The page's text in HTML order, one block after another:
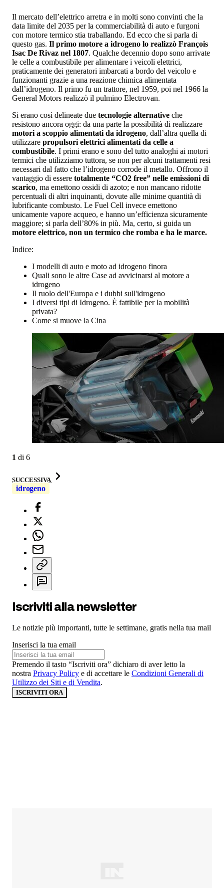
Il mercato dell’elettrico arretra e in molti sono convinti che la
data limite del 2035 per la commerciabilità di auto e furgoni
con motore termico stia traballando. Ed ecco che si parla di
questo gas. Il primo motore a idrogeno lo realizzò François
Isac De Rivaz nel 1807. Qualche decennio dopo sono arrivate
le celle a combustibile per alimentare i veicoli elettrici,
praticamente dei generatori imbarcati a bordo del veicolo e
funzionanti grazie a una reazione chimica alimentata
dall’idrogeno. Il primo fu un trattore, nel 1959, poi nel 1966 la
General Motors realizzò il pulmino Electrovan.
Si erano così delineate due tecnologie alternative che
resistono ancora oggi: da una parte la possibilità di realizzare
motori a scoppio alimentati da idrogeno, dall’altra quella di
utilizzare propulsori elettrici alimentati da celle a
combustibile. I primi erano e sono del tutto analoghi ai motori
termici che utilizziamo tuttora, se non per alcuni trattamenti resi
necessari dal fatto che l’idrogeno corrode il metallo. Offrono il
vantaggio di essere totalmente “CO2 free” nelle emissioni di
scarico, ma emettono ossidi di azoto; e non mancano ridotte
percentuali di altri inquinanti, dovute alle minime quantità di
lubrificante combusto. Le Fuel Cell invece emettono
unicamente vapore acqueo, e hanno un’efficienza sicuramente
maggiore; si parla dell’80% in più. Ma, certo, si guida un
motore elettrico, non un termico che romba e ha le marce.
Indice:
I modelli di auto e moto ad idrogeno finora
Quali sono le altre Case ad avvicinarsi al motore a
idrogeno
Il ruolo dell'Europa e i dubbi sull'idrogeno
I diversi tipi di Idrogeno. È fattibile per la mobilità
privata?
Come si muove la Cina
1 di 6
SUCCESSIVA
idrogeno
Iscriviti alla newsletter
Le notizie più importanti, tutte le settimane, gratis nella tua mail
Inserisci la tua email
Premendo il tasto “Iscriviti ora” dichiaro di aver letto la
nostra Privacy Policy e di accettare le Condizioni Generali di
Utilizzo dei Siti e di Vendita.
ISCRIVITI ORA